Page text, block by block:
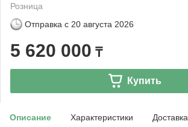
Розница
Отправка с 20 августа 2026
5 620 000 ₸
Купить
Описание Характеристики Доставка